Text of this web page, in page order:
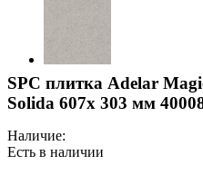
SPC плитка Adelar
Solida 607x 303 мм
Наличие:
Есть в наличии